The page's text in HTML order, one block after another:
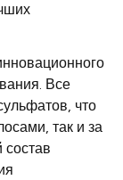
Все
что
так и за